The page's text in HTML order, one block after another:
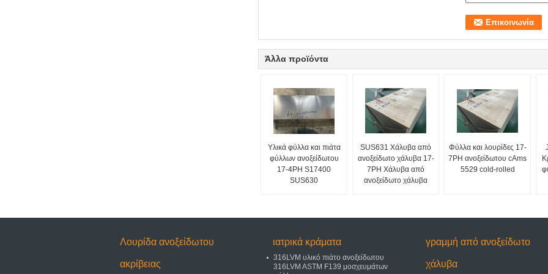
Άλλα προϊόντα
Υλικά φύλλα και πιάτα
φύλλων ανοξείδωτου
17-4PH S17400
SUS630
SUS631 Χάλυβα από
ανοξείδωτο χάλυβα 17-
7PH Χάλυβα από
ανοξείδωτο χάλυβα
Φύλλα και λουρίδες 17-
7PH ανοξείδωτου cAms
5529 cold-rolled
Λουρίδα ανοξείδωτου
ακρίβειας
ιατρικά κράματα
316LVM υλικό πιάτο ανοξείδωτου
316LVM ASTM F139 μοσχευμάτων
γραμμή από ανοξείδωτο
χάλυβα